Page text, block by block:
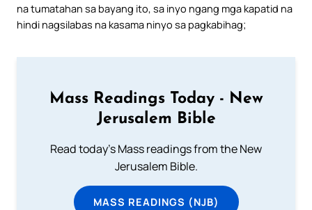
na tumatahan sa bayang ito, sa inyo ngang mga kapatid na
hindi nagsilabas na kasama ninyo sa pagkabihag;
Mass Readings Today - New
Jerusalem Bible
Read today's Mass readings from the New
Jerusalem Bible.
MASS READINGS (NJB)